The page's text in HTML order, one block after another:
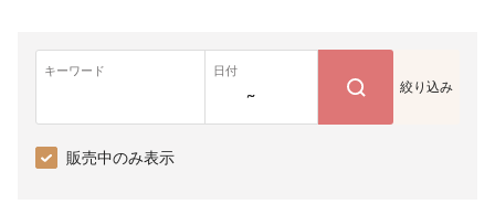
キーワード 日付
~ 絞り込み
販売中のみ表示